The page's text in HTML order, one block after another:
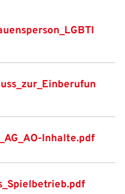
Inhalte.pdf